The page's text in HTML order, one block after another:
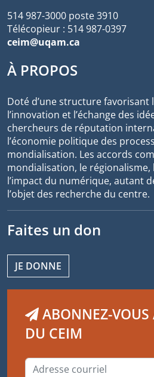
514 987-3000 poste 3910
Télécopieur : 514 987-0397
ceim@uqam.ca
À PROPOS
Doté d’une structure favorisant
l’innovation et l’échange des
chercheurs de réputation
l’économie politique des
mondialisation. Les accords
mondialisation, le
l’impact du numérique, autant
l’objet des recherche du centre.
Faites un don
JE DONNE
ABONNEZ-
DU CEIM